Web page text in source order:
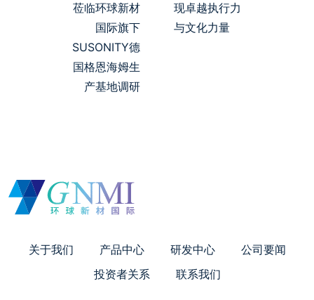
莅临环球新材
国际旗下
SUSONITY德
国格恩海姆生
产基地调研
现卓越执行力
与文化力量
关于我们 产品中心 研发中心
公司要闻
投资者关系
联系我们